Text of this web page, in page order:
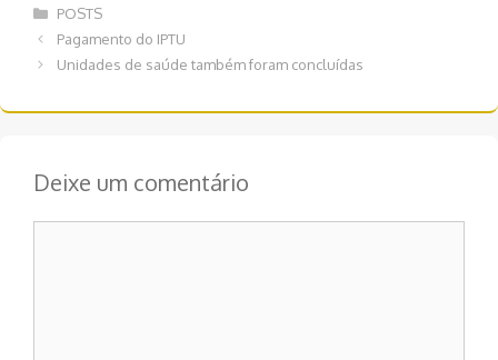
Categorias
POSTS
Navegação
de
Pagamento do IPTU
Unidades de saúde também foram concluídas
Deixe um comentário